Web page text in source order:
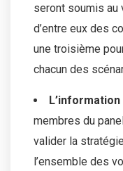
seront soumis au
d’entre eux des
une troisième
chacun des
membres du
valider la
l’ensemble des